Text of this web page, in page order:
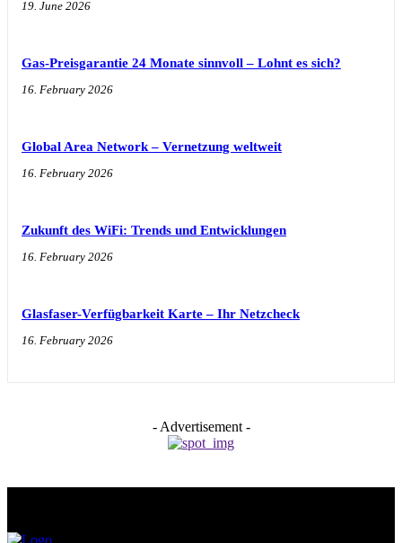
19. June 2026
Gas-Preisgarantie 24 Monate sinnvoll – Lohnt es sich?
16. February 2026
Global Area Network – Vernetzung weltweit
16. February 2026
Zukunft des WiFi: Trends und Entwicklungen
16. February 2026
Glasfaser-Verfügbarkeit Karte – Ihr Netzcheck
16. February 2026
- Advertisement -